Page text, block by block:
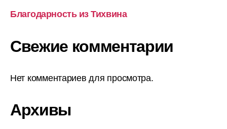
Благодарность из Тихвина
Свежие комментарии
Нет комментариев для просмотра.
Архивы